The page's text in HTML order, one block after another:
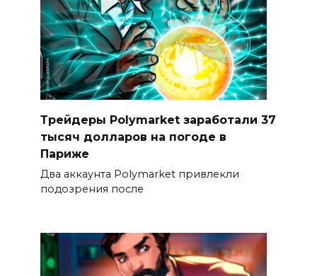
Трейдеры Polymarket заработали 37
тысяч долларов на погоде в
Париже
Два аккаунта Polymarket привлекли
подозрения после